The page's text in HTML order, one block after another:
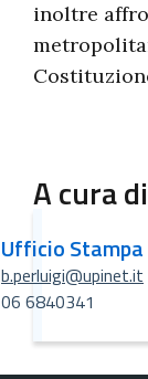
inoltre
A cura di
Ufficio Stampa
b.perluigi@upinet.it
06 6840341